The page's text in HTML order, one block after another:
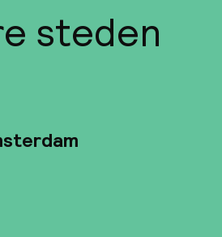
steden